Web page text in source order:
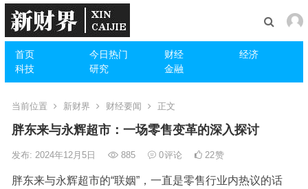
首页 今日热门 财经
经济
科技
研究 金融
当前位置 新财界 财经要闻 正文
胖东来与永辉超市：一场零售变革的深入探讨
发布: 2024年12月5日 885 0评论 22赞
胖东来与永辉超市的“联姻”，一直是零售行业内热议的话